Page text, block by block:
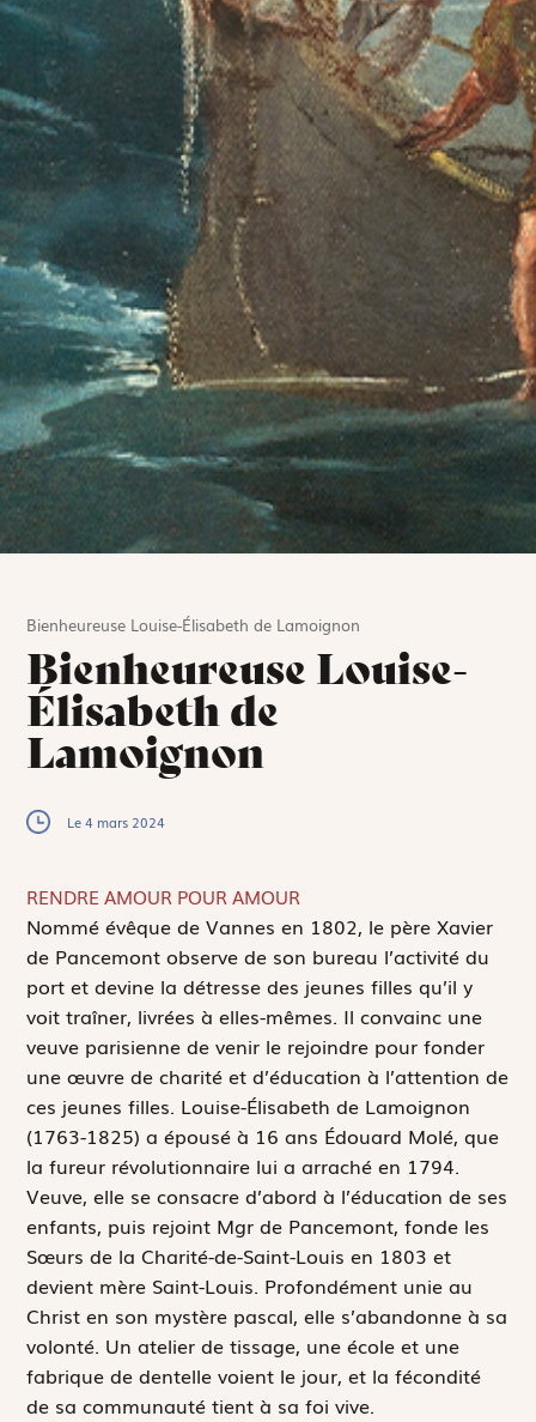
Bienheureuse Louise-Élisabeth de Lamoignon
Bienheureuse Louise-
Élisabeth de
Lamoignon
Le 4 mars 2024
RENDRE AMOUR POUR AMOUR
Nommé évêque de Vannes en 1802, le père Xavier
de Pancemont observe de son bureau l’activité du
port et devine la détresse des jeunes filles qu’il y
voit traîner, livrées à elles-mêmes. Il convainc une
veuve parisienne de venir le rejoindre pour fonder
une œuvre de charité et d’éducation à l’attention de
ces jeunes filles. Louise-Élisabeth de Lamoignon
(1763-1825) a épousé à 16 ans Édouard Molé, que
la fureur révolutionnaire lui a arraché en 1794.
Veuve, elle se consacre d’abord à l’éducation de ses
enfants, puis rejoint Mgr de Pancemont, fonde les
Sœurs de la Charité-de-Saint-Louis en 1803 et
devient mère Saint-Louis. Profondément unie au
Christ en son mystère pascal, elle s’abandonne à sa
volonté. Un atelier de tissage, une école et une
fabrique de dentelle voient le jour, et la fécondité
de sa communauté tient à sa foi vive.